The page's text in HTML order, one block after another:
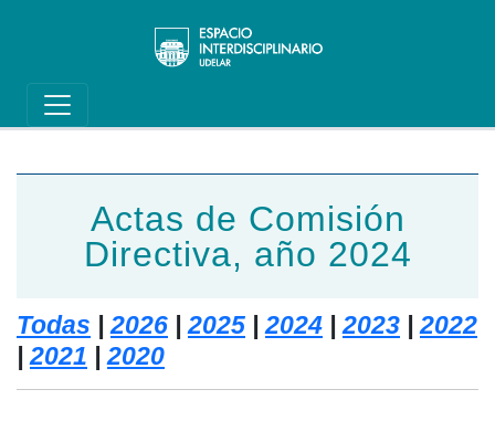
Main navigation
Actas de Comisión
Directiva, año 2024
Todas | 2026 | 2025 | 2024 | 2023 | 2022
| 2021 | 2020